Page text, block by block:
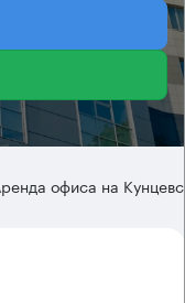
офиса на